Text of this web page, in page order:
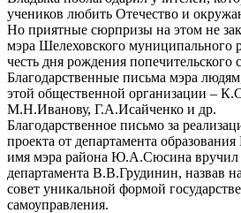
учеников любить Отечество и
Но приятные сюрпризы на этом не
мэра Шелеховского
честь дня рождения попечительского
Благодарственные письма мэра
этой общественной организации –
М.Н.Иванову, Г.А.Исайченко и др.
Благодарственное письмо за
проекта от департамента
имя мэра района Ю.А.Сюсина вручил
департамента В.В.Грудинин, назвав
совет уникальной формой
самоуправления.